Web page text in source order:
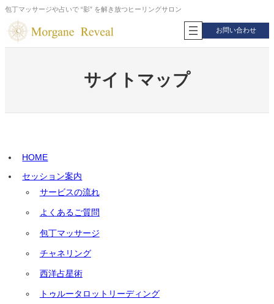
内
容
を
包丁マッサージや占いで “影” を解き放つヒーリングサロン
お問い合わせ
サイトマップ
HOME
セッション案内
サービスの流れ
よくあるご質問
包丁マッサージ
チャネリング
西洋占星術
トゥルータロットリーディング